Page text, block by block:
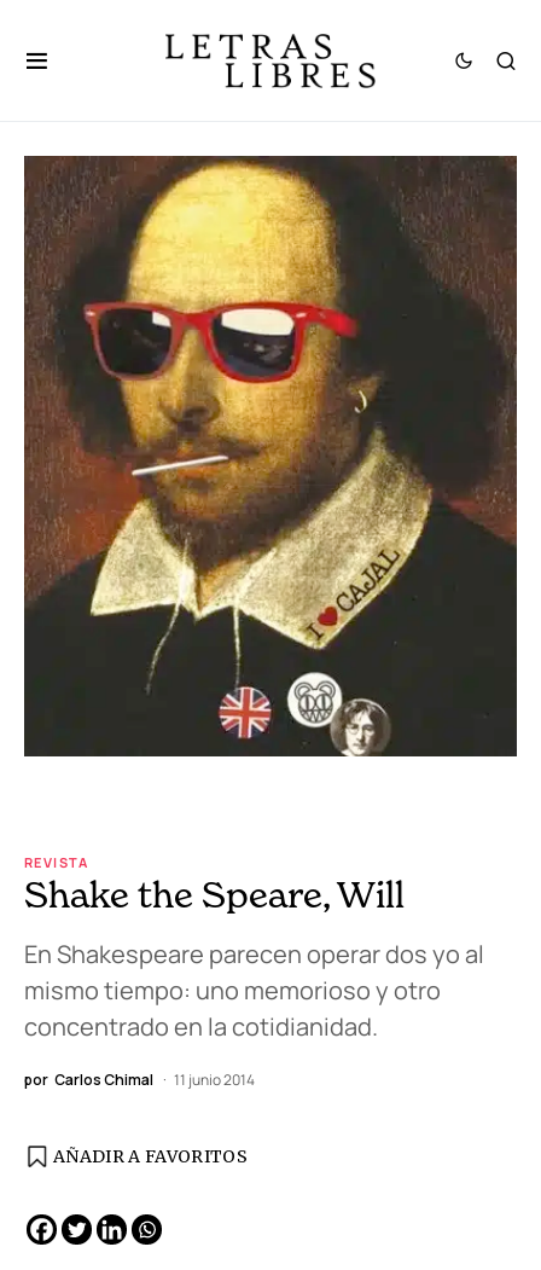
REVISTA
Shake the Speare, Will
En Shakespeare parecen operar dos yo al
mismo tiempo: uno memorioso y otro
concentrado en la cotidianidad.
por Carlos Chimal 11 junio 2014
AÑADIR A FAVORITOS